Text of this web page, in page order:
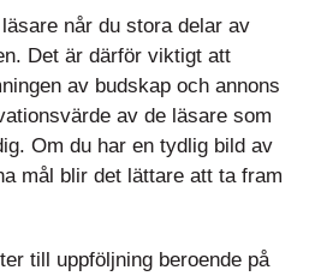
når du stora delar av
Det är därför viktigt att
av budskap och annons
av de läsare som
Om du har en tydlig bild av
mål blir det lättare att ta fram
till uppföljning beroende på